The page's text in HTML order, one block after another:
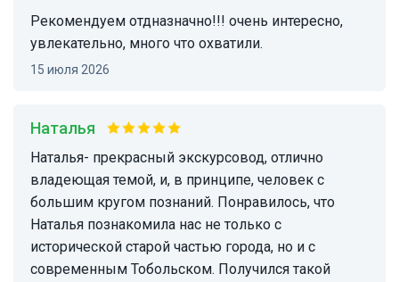
Рекомендуем отдназначно!!! очень интересно,
увлекательно, много что охватили.
15 июля 2026
Наталья
Наталья- прекрасный экскурсовод, отлично
владеющая темой, и, в принципе, человек с
большим кругом познаний. Понравилось, что
Наталья познакомила нас не только с
исторической старой частью города, но и с
современным Тобольском. Получился такой